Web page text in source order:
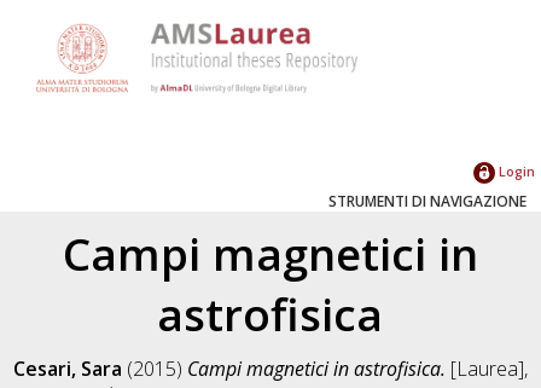
Login
STRUMENTI DI NAVIGAZIONE
Campi magnetici in
astrofisica
Cesari, Sara (2015) Campi magnetici in astrofisica. [Laurea],